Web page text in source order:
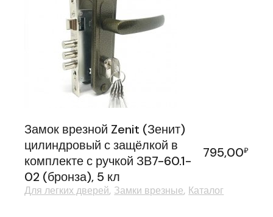
Замок врезной Zenit (Зенит)
цилиндровый с защёлкой в
комплекте с ручкой ЗВ7-60.1-
02 (бронза), 5 кл
795,00₽
Для легких дверей Замки врезные Каталог